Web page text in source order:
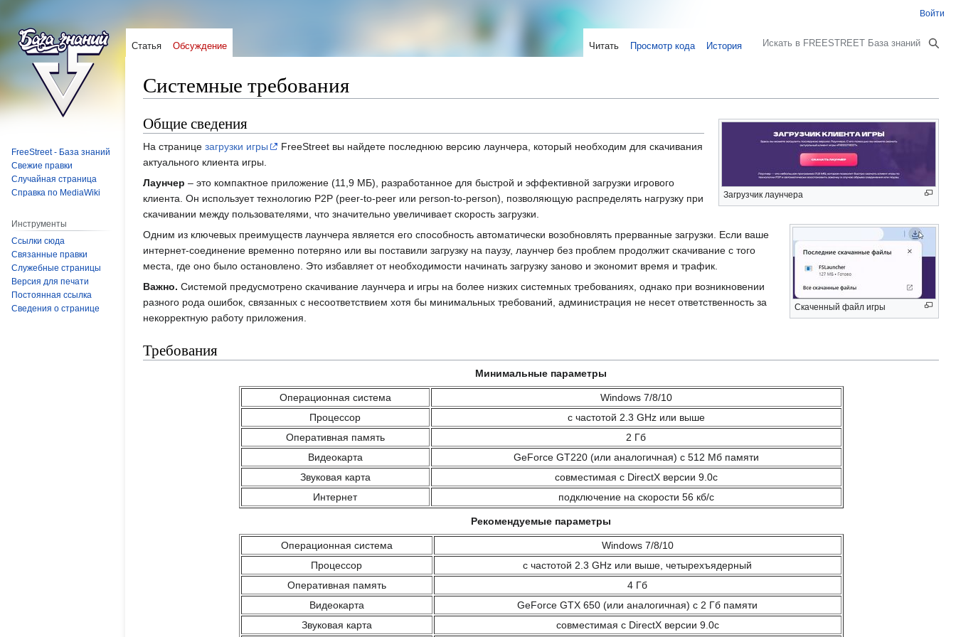
Системные требования
Перейти
к
навигации
Перейти
к
поиску
Загрузчик лаунчера
Скаченный файл игры
Общие сведения
На странице загрузки игры
FreeStreet вы найдете последнюю версию лаунчера, который необходим для скачивания
актуального клиента игры.
Лаунчер – это компактное приложение (11,9 МБ), разработанное для быстрой и эффективной загрузки игрового
клиента. Он использует технологию P2P (peer-to-peer или person-to-person), позволяющую распределять нагрузку при
скачивании между пользователями, что значительно увеличивает скорость загрузки.
Одним из ключевых преимуществ лаунчера является его способность автоматически возобновлять прерванные загрузки. Если ваше
интернет-соединение временно потеряно или вы поставили загрузку на паузу, лаунчер без проблем продолжит скачивание с того
места, где оно было остановлено. Это избавляет от необходимости начинать загрузку заново и экономит время и трафик.
Важно. Системой предусмотрено скачивание лаунчера и игры на более низких системных требованиях, однако при возникновении
разного рода ошибок, связанных с несоответствием хотя бы минимальных требований, администрация не несет ответственность за
некорректную работу приложения.
Требования
Минимальные параметры
Операционная система
Windows 7/8/10
Процессор
с частотой 2.3 GHz или выше
Оперативная память
2 Гб
Видеокарта
GeForce GT220 (или аналогичная) с 512 Мб памяти
Звуковая карта
совместимая с DirectX версии 9.0c
Интернет
подключение на скорости 56 кб/с
Рекомендуемые параметры
Операционная система
Windows 7/8/10
Процессор
с частотой 2.3 GHz или выше, четырехъядерный
Оперативная память
4 Гб
Видеокарта
GeForce GTX 650 (или аналогичная) с 2 Гб памяти
Звуковая карта
совместимая с DirectX версии 9.0c
Войти
Статья Обсуждение Читать Просмотр кода История Поиск
FreeStreet - База знаний
Свежие правки
Случайная страница
Справка по MediaWiki
Инструменты
Ссылки сюда
Связанные правки
Служебные страницы
Версия для печати
Постоянная ссылка
Сведения о странице